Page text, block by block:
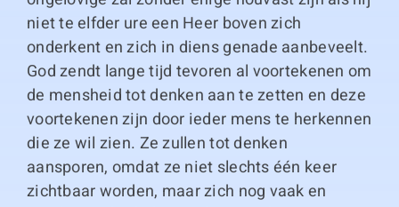
niet te elfder ure een Heer boven zich
onderkent en zich in diens genade aanbeveelt.
God zendt lange tijd tevoren al voortekenen om
de mensheid tot denken aan te zetten en deze
voortekenen zijn door ieder mens te herkennen
die ze wil zien. Ze zullen tot denken
aansporen, omdat ze niet slechts één keer
zichtbaar worden, maar zich nog vaak en